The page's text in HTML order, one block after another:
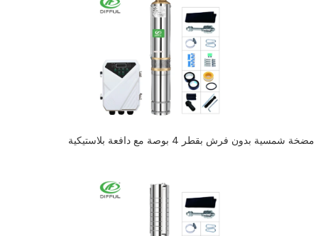
مضخة شمسية بدون فرش بقطر 4 بوصة مع دافعة بلاستيكية